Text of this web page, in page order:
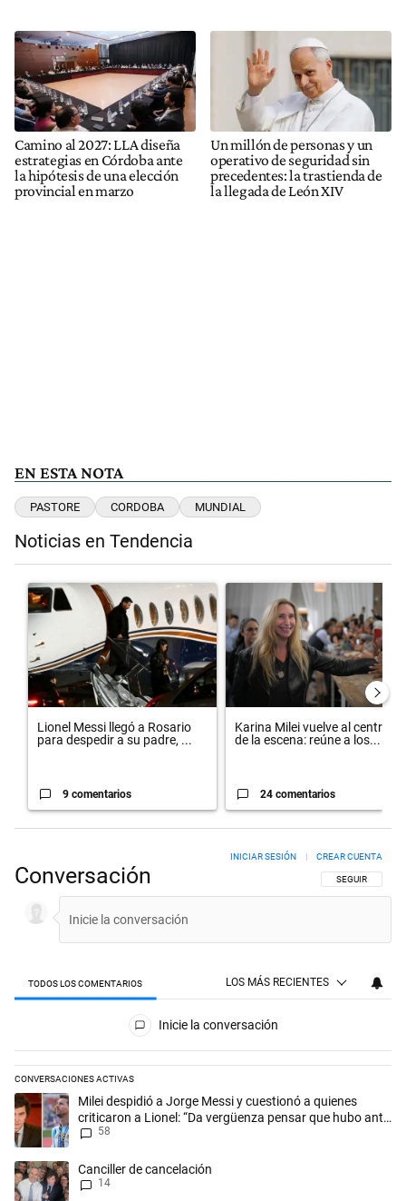
Camino al 2027: LLA diseña
estrategias en Córdoba ante
la hipótesis de una elección
provincial en marzo
Un millón de personas y un
operativo de seguridad sin
precedentes: la trastienda de
la llegada de León XIV
EN ESTA NOTA
PASTORE CORDOBA MUNDIAL
Noticias en Tendencia
Un artículo de tendencia con el título "Lionel Messi llegó a Rosario
Lionel Messi llegó a Rosario
para despedir a su padre, ...
9 comentarios
Un artículo de tendencia con el
Karina Milei vuelve al centro
de la escena: reúne a los...
24 comentarios
Conversación SIGA ESTA
SEGUIR
INICIAR SESIÓN CREAR CUENTA
TODOS LOS COMENTARIOS LOS MÁS RECIENTES
Todos los comentarios
Inicie la conversación
CONVERSACIONES ACTIVAS
Este listado muestra los artículos con más comentarios en los
Un artículo de tendencia con el título "Milei despidió a Jorge Messi y
Milei despidió a Jorge Messi y cuestionó a quienes
criticaron a Lionel: “Da vergüenza pensar que hubo anti-
Messi”
58
Un artículo de tendencia con el título "Canciller de cancelación" con
Canciller de cancelación
14